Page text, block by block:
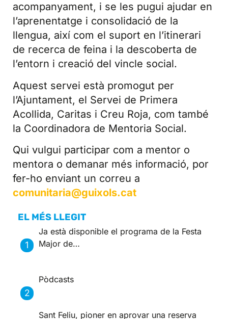
acompanyament, i se les pugui ajudar en
l’aprenentatge i consolidació de la
llengua, així com el suport en l’itinerari
de recerca de feina i la descoberta de
l’entorn i creació del vincle social.
Aquest servei està promogut per
l’Ajuntament, el Servei de Primera
Acollida, Caritas i Creu Roja, com també
la Coordinadora de Mentoria Social.
Qui vulgui participar com a mentor o
mentora o demanar més informació, por
fer-ho enviant un correu a
comunitaria@guixols.cat
EL MÉS LLEGIT
Ja està disponible el programa de la Festa
Major de…
Pòdcasts
Sant Feliu, pioner en aprovar una reserva